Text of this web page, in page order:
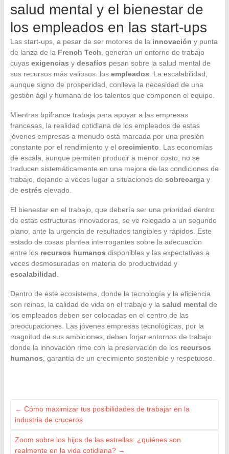
salud mental y el bienestar de
los empleados en las start-ups
Las start-ups, a pesar de ser motores de la innovación y punta
de lanza de la French Tech , generan un entorno de trabajo
cuyas exigencias y desafíos pesan sobre la salud mental de
sus recursos más valiosos: los empleados . La escalabilidad,
aunque signo de prosperidad, conlleva la necesidad de una
gestión ágil y humana de los talentos que componen el equipo.
Mientras bpifrance trabaja para apoyar a las empresas
francesas, la realidad cotidiana de los empleados de estas
jóvenes empresas a menudo está marcada por una presión
constante por el rendimiento y el crecimiento . Las economías
de escala, aunque permiten producir a menor costo, no se
traducen sistemáticamente en una mejora de las condiciones de
trabajo, dejando a veces lugar a situaciones de sobrecargay
de estrés elevado.
El bienestar en el trabajo, que debería ser una prioridad dentro
de estas estructuras innovadoras, se ve relegado a un segundo
plano, ante la urgencia de resultados tangibles y rápidos. Este
estado de cosas plantea interrogantes sobre la adecuación
entre los recursos humanos disponibles y las expectativas a
veces desmesuradas en materia de productividad y
escalabilidad
Dentro de este ecosistema, donde la tecnología y la eficiencia
son reinas, la calidad de vida en el trabajo y la salud mental de
los empleados deben ser colocadas en el centro de las
preocupaciones. Las jóvenes empresas tecnológicas, por la
magnitud de sus ambiciones, deben forjar entornos de trabajo
donde la innovación rime con la preservación de los recursos
humanos , garantía de un crecimiento sostenible y respetuoso.
← Cómo maximizar tus posibilidades de trabajar en la
industria de cruceros
Zoom sobre los hijos de las estrellas: ¿quiénes son
realmente en la vida cotidiana? →